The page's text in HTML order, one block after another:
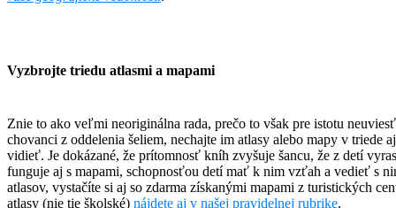
Vyzbrojte triedu atlasmi a mapami
Znie to ako veľmi neoriginálna rada, prečo to však pre istotu
chovanci z oddelenia šeliem, nechajte im atlasy alebo mapy v triede
vidieť. Je dokázané, že prítomnosť kníh zvyšuje šancu, že z detí
funguje aj s mapami, schopnosťou detí mať k nim vzťah a vedieť s
atlasov, vystačíte si aj so zdarma získanými mapami z turistických
atlasy (nie tie školské) nájdete aj v našej pravidelnej rubrike.